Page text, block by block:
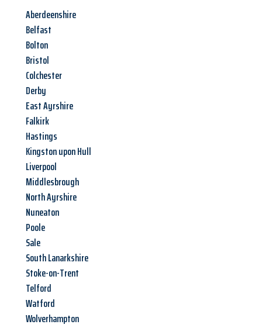
Aberdeenshire
Belfast
Bolton
Bristol
Colchester
Derby
East Ayrshire
Falkirk
Hastings
Kingston upon Hull
Liverpool
Middlesbrough
North Ayrshire
Nuneaton
Poole
Sale
South Lanarkshire
Stoke-on-Trent
Telford
Watford
Wolverhampton